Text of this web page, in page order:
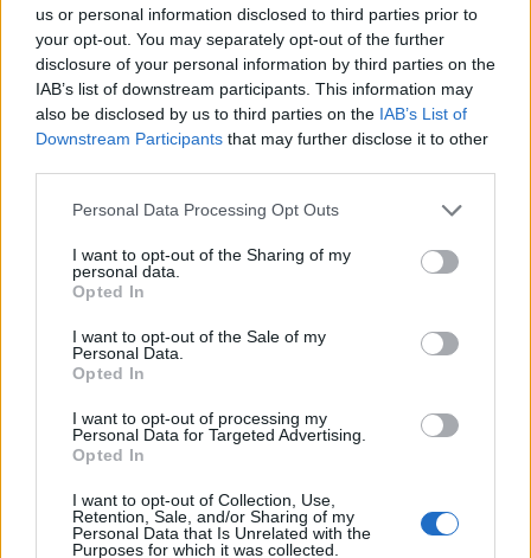
us or personal information disclosed to third parties prior to
your opt-out. You may separately opt-out of the further
disclosure of your personal information by third parties on the
IAB’s list of downstream participants. This information may
also be disclosed by us to third parties on the IAB’s List of
Downstream Participants that may further disclose it to other
Please note that this website/app uses one or more Google
not limited to your visit or usage behaviour. You may click to
grant or deny consent to Google and its third-party tags to
use your data for below specified purposes in below Google
consent section.
Personal Data Processing Opt Outs
I want to opt-out of the Sharing of my
personal data.
Opted In
I want to opt-out of the Sale of my
Personal Data.
Opted In
I want to opt-out of processing my
Personal Data for Targeted Advertising.
Opted In
I want to opt-out of Collection, Use,
Retention, Sale, and/or Sharing of my
Personal Data that Is Unrelated with the
Purposes for which it was collected.
Η συγκεκριμένη διάταξη αποκτά ιδιαίτερη βαρύτητα στις
περιπτώσεις εκδίκασης μισθωτικών διαφορών. Όπως
πρακτική είχε κριθεί απαραίτητη η αποδοχή των
ηλεκτρονικών δηλώσεων πληροφοριακών στοιχείων
εκδοθεί εναντίον τους διαταγή απόδοσης.
που περιγράφεται ως αναμφίβολος και εύκολα
αποδείξιμος. Μετά την πάροδο του 30ημέρου, ο
δήλωσης, από το οποίο προκύπτουν η ημερομηνία
κατάθεσης και η ημερομηνία εκτύπωσης.